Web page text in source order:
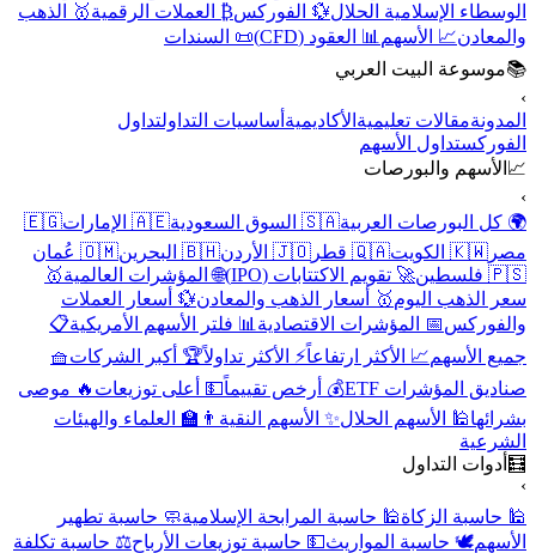
الوسطاء الإسلامية الحلال💱 الفوركس₿ العملات الرقمية🥇 الذهب
والمعادن📈 الأسهم 📊 العقود (CFD)
📜 السندات
📚موسوعة البيت العربي
›
المدونةمقالات تعليمية الأكاديمية أساسيات التداولتداول
الفوركستداول الأسهم
📈 الأسهم والبورصات
›
🌍 كل البورصات العربية🇸🇦 السوق السعودية 🇦🇪 الإمارات
🇪🇬
مصر 🇰🇼 الكويت 🇶🇦 قطر 🇯🇴 الأردن 🇧🇭 البحرين
🇴🇲 عُمان
🇵🇸 فلسطين
🚀 تقويم الاكتتابات (IPO) 🌐 المؤشرات العالمية🥇
سعر الذهب اليوم🥇 أسعار الذهب والمعادن💱 أسعار العملات
والفوركس📅 المؤشرات الاقتصادية 📊 فلتر الأسهم الأمريكية📋
جميع الأسهم📈 الأكثر ارتفاعاً⚡ الأكثر تداولاً🏆 أكبر الشركات🧺
صناديق المؤشرات ETF
💰 أرخص تقييماً💵 أعلى توزيعات 🔥 موصى
بشرائها🕌 الأسهم الحلال✨ الأسهم النقية 👨‍🏫 العلماء والهيئات
الشرعية
🧮 أدوات التداول
›
🕌 حاسبة الزكاة🕌 حاسبة المرابحة الإسلامية🧼 حاسبة تطهير
الأسهم🕊️ حاسبة المواريث💵 حاسبة توزيعات الأرباح⚖️ حاسبة تكلفة